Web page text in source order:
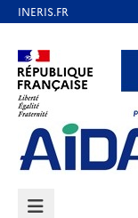
contenu
principal
Aller au contenu
Aller au pied de
MENU